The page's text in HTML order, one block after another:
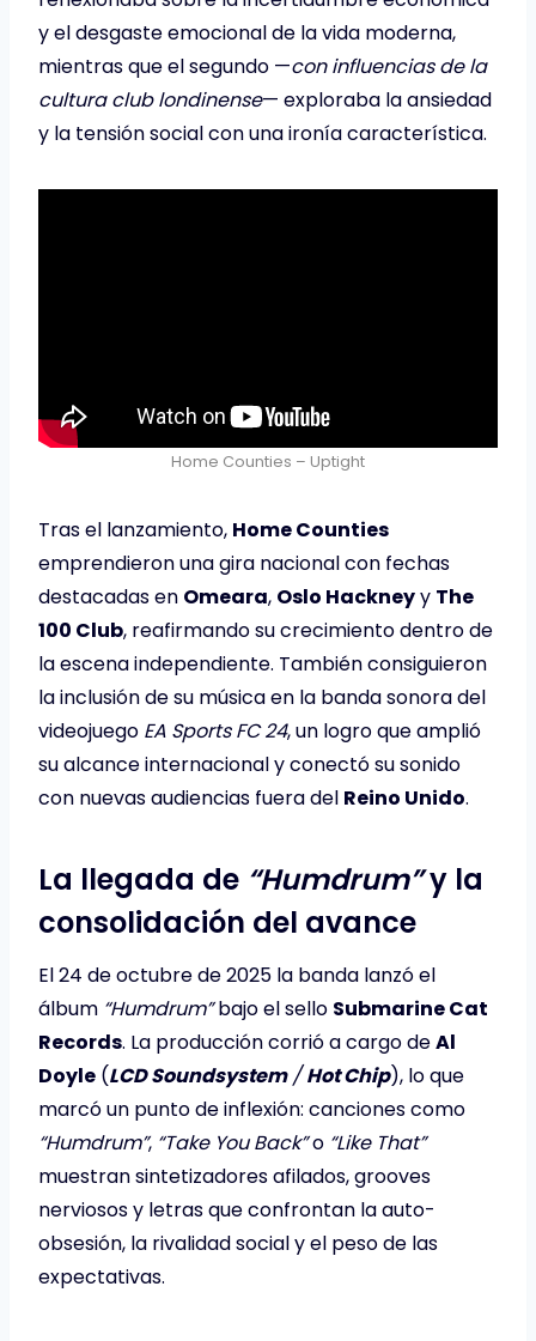
y el desgaste emocional de la vida moderna,
mientras que el segundo —con influencias de la
cultura club londinense— exploraba la ansiedad
y la tensión social con una ironía característica.
Home Counties – Uptight
Tras el lanzamiento, Home Counties
emprendieron una gira nacional con fechas
destacadas en Omeara, Oslo Hackneyy The
100 Club, reafirmando su crecimiento dentro de
la escena independiente. También consiguieron
la inclusión de su música en la banda sonora del
videojuego EA Sports FC 24, un logro que amplió
su alcance internacional y conectó su sonido
con nuevas audiencias fuera del Reino Unido.
La llegada de “Humdrum”y la
consolidación del avance
El 24 de octubre de 2025 la banda lanzó el
álbum “Humdrum”bajo el sello Submarine Cat
Records. La producción corrió a cargo deAl
Doyle (LCD Soundsystem/Hot Chip), lo que
marcó un punto de inflexión: canciones como
“Humdrum”, “Take You Back”o “Like That”
muestran sintetizadores afilados, grooves
nerviosos y letras que confrontan la auto-
obsesión, la rivalidad social y el peso de las
expectativas.